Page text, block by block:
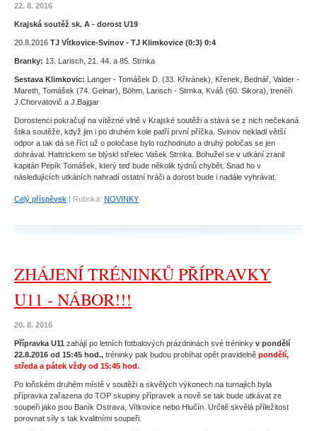
22. 8. 2016
Krajská soutěž sk. A - dorost U19
20.8.2016 TJ Vítkovice-Svinov - TJ Klimkovice (0:3) 0:4
Branky: 13. Larisch, 21. 44. a 85. Strnka
Sestava Klimkovic: Langer - Tomášek D. (33. Křivánek), Křenek, Bednář, Valder -
Mareth, Tomášek (74. Gelnar), Böhm, Larisch - Strnka, Kváš (60. Sikora), trenéři
J.Chorvatovič a J.Bajgar
Dorostenci pokračují na vítězné vlně v Krajské soutěži a stává se z nich nečekaná
štika soutěže, když jim i po druhém kole patří první příčka. Svinov nekladl větší
odpor a tak dá se říct už o poločase bylo rozhodnuto a druhý poločas se jen
dohrával. Hattrickem se blýskl střelec Vašek Strnka. Bohužel se v utkání zranil
kapitán Pepík Tomášek, který teď bude několik týdnů chybět. Snad ho v
následujících utkáních nahradí ostatní hráči a dorost bude i nadále vyhrávat.
Celý příspěvek | Rubrika: NOVINKY
ZHÁJENÍ TRÉNINKŮ PŘÍPRAVKY
U11 - NÁBOR!!!
20. 8. 2016
Přípravka U11 zahájí po letních fotbalových prázdninách své tréninky v pondělí
22.8.2016 od 15:45 hod., tréninky pak budou probíhat opět pravidelně pondělí,
středa a pátek vždy od 15:45 hod.
Po loňském druhém místě v soutěži a skvělých výkonech na turnajích byla
přípravka zařazena do TOP skupiny přípravek a nově se tak bude utkávat ze
soupeři jako jsou Baník Ostrava, Vítkovice nebo Hlučín. Určitě skvělá příležitost
porovnat síly s tak kvalitními soupeři.